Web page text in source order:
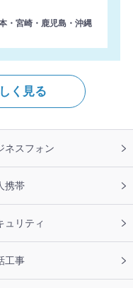
い合わせを頂きまし
のお問い合わせを頂き
問い合わせを頂きま
・宮崎・鹿児島・沖縄
く見る
ネスフォン
携帯
ュリティ
工事